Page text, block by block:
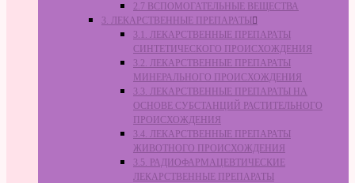
2.7 ВСПОМОГАТЕЛЬНЫЕ ВЕЩЕСТВА
3. ЛЕКАРСТВЕННЫЕ ПРЕПАРАТЫ
3.1. ЛЕКАРСТВЕННЫЕ ПРЕПАРАТЫ
СИНТЕТИЧЕСКОГО ПРОИСХОЖДЕНИЯ
3.2. ЛЕКАРСТВЕННЫЕ ПРЕПАРАТЫ
МИНЕРАЛЬНОГО ПРОИСХОЖДЕНИЯ
3.3. ЛЕКАРСТВЕННЫЕ ПРЕПАРАТЫ НА
ОСНОВЕ СУБСТАНЦИЙ РАСТИТЕЛЬНОГО
ПРОИСХОЖДЕНИЯ
3.4. ЛЕКАРСТВЕННЫЕ ПРЕПАРАТЫ
ЖИВОТНОГО ПРОИСХОЖДЕНИЯ
3.5. РАДИОФАРМАЦЕВТИЧЕСКИЕ
ЛЕКАРСТВЕННЫЕ ПРЕПАРАТЫ